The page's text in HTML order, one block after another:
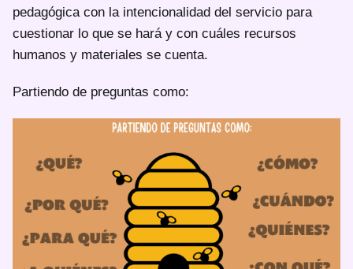
pedagógica con la intencionalidad del servicio para
cuestionar lo que se hará y con cuáles recursos
humanos y materiales se cuenta.
Partiendo de preguntas como: